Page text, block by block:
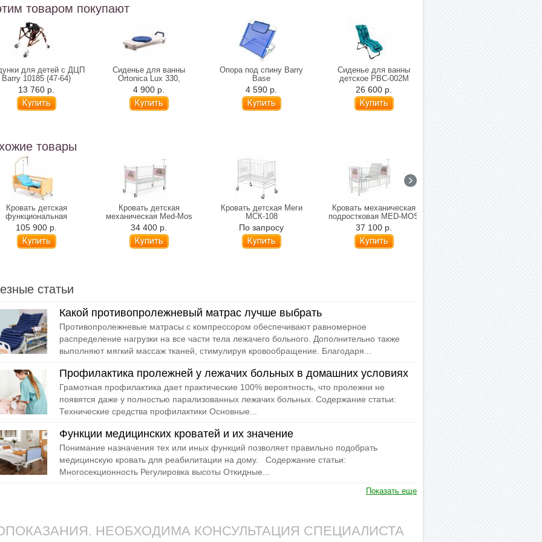
товаром покупают
для детей с ДЦП
Barry 10185 (47-64)
13 760 р.
Сиденье для ванны
Ortonica Lux 330,
поворотное (аналог Lux-
100)
4 900 р.
Опора под спину Barry
Base
4 590 р.
Сиденье для ванны
детское PBC-002M
26 600 р.
товары
Кровать детская
функциональная
MET TERNA
KIDS
105 900 р.
Кровать детская
механическая Med-Mos
Тип 3. Вариант 3.1 DM-
0124S-01
34 400 р.
Кровать детская Меги
МСК-108
По запросу
Купить
Кровать механическая
подростковая MED-MOS
DM-2320S01
37 100 р.
статьи
Какой противопролежневый матрас лучше выбрать
Противопролежневые матрасы с компрессором обеспечивают равномерное
распределение нагрузки на все части тела лежачего больного. Дополнительно также
выполняют мягкий массаж тканей, стимулируя кровообращение. Благодаря...
Профилактика пролежней у лежачих больных в домашних условиях
Грамотная профилактика дает практические 100% вероятность, что пролежни не
появятся даже у полностью парализованных лежачих больных. Содержание статьи:
Технические средства профилактики Основные...
Функции медицинских кроватей и их значение
Понимание назначения тех или иных функций позволяет правильно подобрать
медицинскую кровать для реабилитации на дому. Содержание статьи:
Многосекционность Регулировка высоты Откидные...
Показать еще
НЕОБХОДИМА КОНСУЛЬТАЦИЯ СПЕЦИАЛИСТА